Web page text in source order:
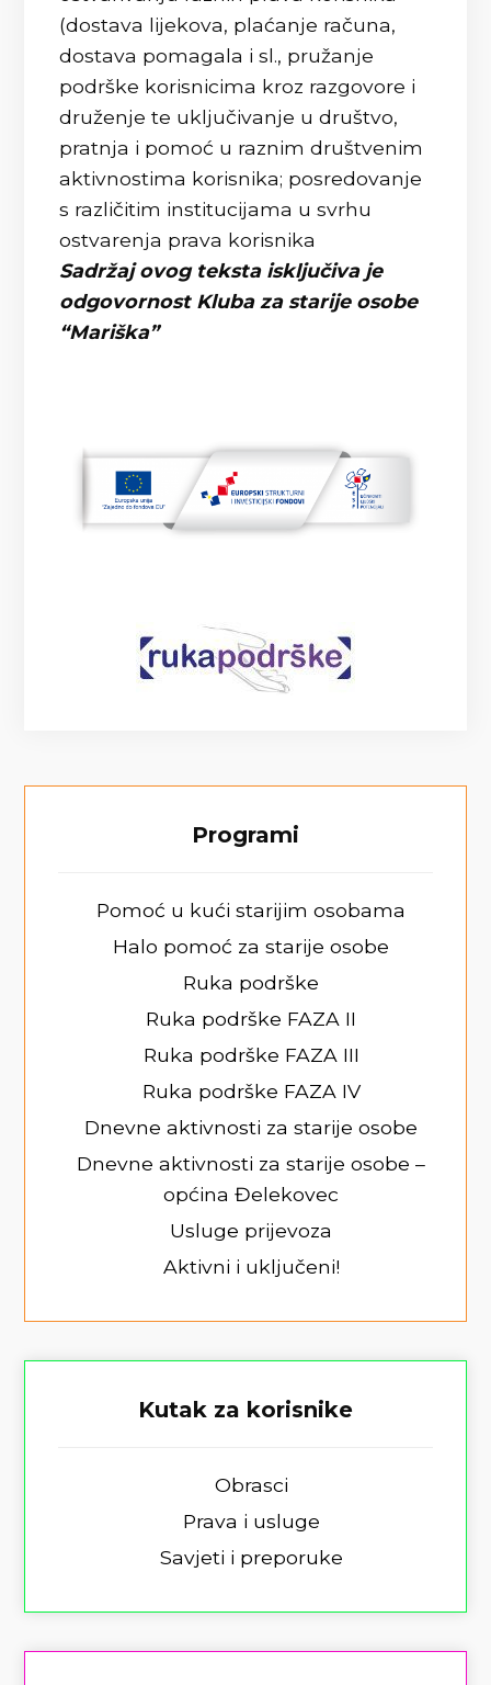
(dostava lijekova, plaćanje računa,
dostava pomagala i sl., pružanje
podrške korisnicima kroz razgovore i
druženje te uključivanje u društvo,
pratnja i pomoć u raznim društvenim
aktivnostima korisnika; posredovanje
s različitim institucijama u svrhu
ostvarenja prava korisnika
Sadržaj ovog teksta isključiva je
odgovornost Kluba za starije osobe
“Mariška”
Programi
Pomoć u kući starijim osobama
Halo pomoć za starije osobe
Ruka podrške
Ruka podrške FAZA II
Ruka podrške FAZA III
Ruka podrške FAZA IV
Dnevne aktivnosti za starije osobe
Dnevne aktivnosti za starije osobe –
općina Đelekovec
Usluge prijevoza
Aktivni i uključeni!
Kutak za korisnike
Obrasci
Prava i usluge
Savjeti i preporuke